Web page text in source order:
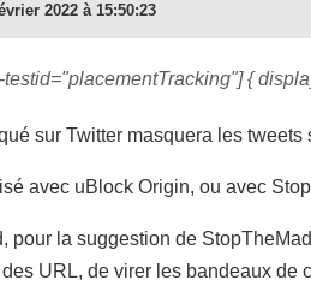
2022 à 15:50:23
{
sur Twitter masquera les tweets
avec uBlock Origin, ou avec
pour la suggestion de
URL, de virer les bandeaux de